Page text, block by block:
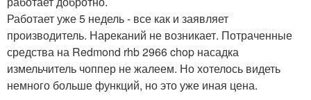
Работает уже 5 недель - все как и заявляет
производитель. Нареканий не возникает. Потраченные
средства на Redmond rhb 2966 chop насадка
измельчитель чоппер не жалеем. Но хотелось видеть
немного больше функций, но это уже иная цена.